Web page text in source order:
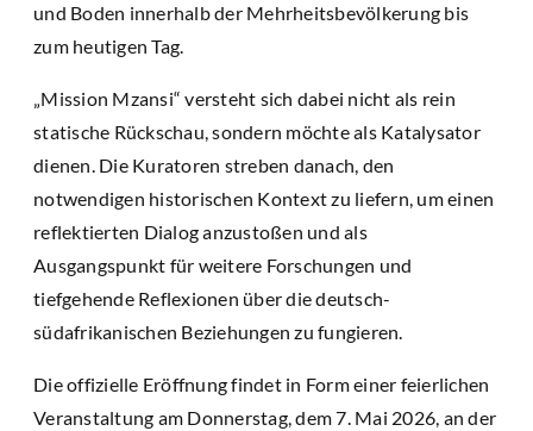
und Boden innerhalb der Mehrheitsbevölkerung bis
zum heutigen Tag.
„Mission Mzansi“ versteht sich dabei nicht als rein
statische Rückschau, sondern möchte als Katalysator
dienen. Die Kuratoren streben danach, den
notwendigen historischen Kontext zu liefern, um einen
reflektierten Dialog anzustoßen und als
Ausgangspunkt für weitere Forschungen und
tiefgehende Reflexionen über die deutsch-
südafrikanischen Beziehungen zu fungieren.
Die offizielle Eröffnung findet in Form einer feierlichen
Veranstaltung am Donnerstag, dem 7. Mai 2026, an der